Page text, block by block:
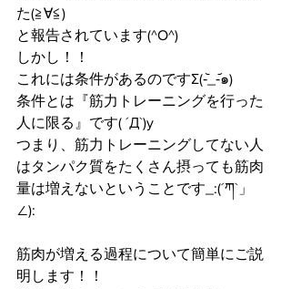
た(≧∀≦)
と報告されています(^O^)
しかし！！
これには条件があるのですΣ(-᷅_-᷄๑)
条件とは『筋力トレーニングを行った
人に限る』です( ´Д`)y
つまり、筋力トレーニングしてない人
はタンパク質をたくさん摂っても筋肉
量は増えないということです_:(´ཀ`」
∠):
筋肉が増える過程について簡単にご説
明します！！